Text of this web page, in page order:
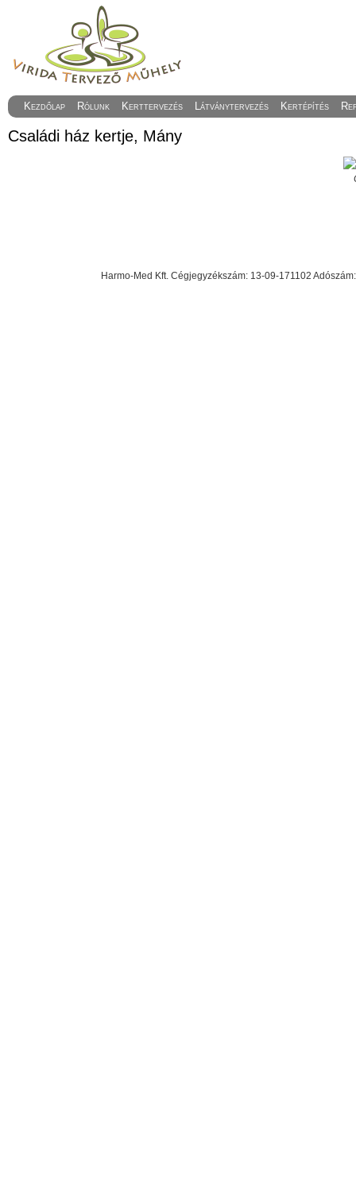
Kezdőlap Rólunk Kerttervezés Látványtervezés Kertépítés
Családi ház kertje, Mány
Harmo-Med Kft. Cégjegyzékszám: 13-09-171102